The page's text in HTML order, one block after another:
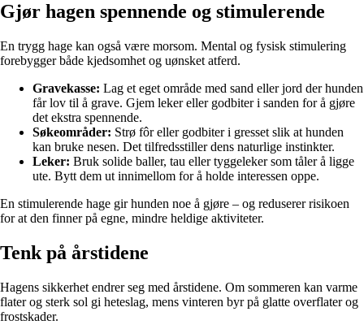
Gjør hagen spennende og stimulerende
En trygg hage kan også være morsom. Mental og fysisk stimulering
forebygger både kjedsomhet og uønsket atferd.
Gravekasse: Lag et eget område med sand eller jord der hunden
får lov til å grave. Gjem leker eller godbiter i sanden for å gjøre
det ekstra spennende.
Søkeområder: Strø fôr eller godbiter i gresset slik at hunden
kan bruke nesen. Det tilfredsstiller dens naturlige instinkter.
Leker: Bruk solide baller, tau eller tyggeleker som tåler å ligge
ute. Bytt dem ut innimellom for å holde interessen oppe.
En stimulerende hage gir hunden noe å gjøre – og reduserer risikoen
for at den finner på egne, mindre heldige aktiviteter.
Tenk på årstidene
Hagens sikkerhet endrer seg med årstidene. Om sommeren kan varme
flater og sterk sol gi heteslag, mens vinteren byr på glatte overflater og
frostskader.